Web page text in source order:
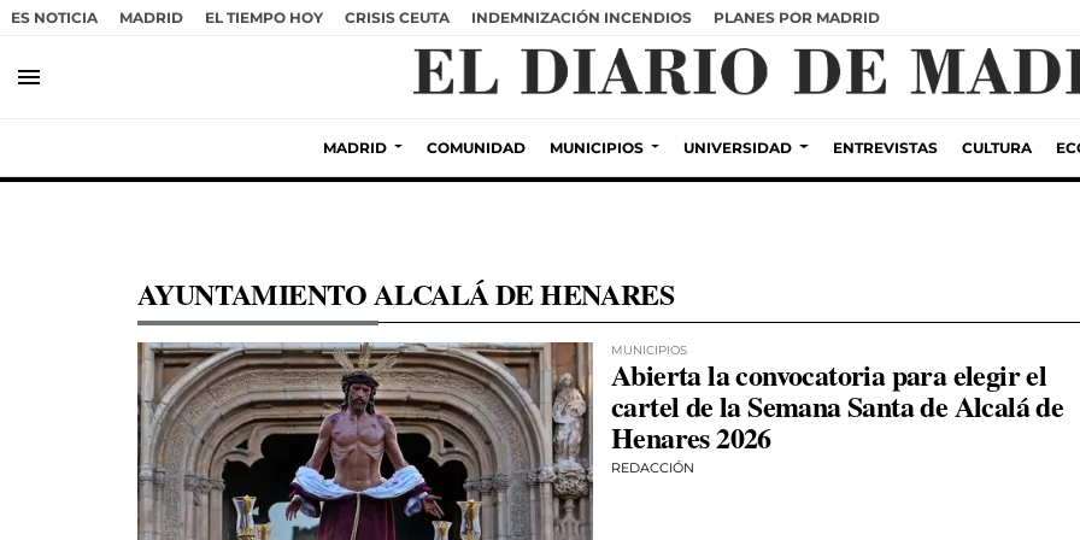
ES NOTICIA MADRID EL TIEMPO HOY CRISIS CEUTA INDEMNIZACIÓN INCENDIOS PLANES POR MADRID
menu
MADRID COMUNIDAD MUNICIPIOS UNIVERSIDAD ENTREVISTAS CULTURA
AYUNTAMIENTO ALCALÁ DE HENARES
MUNICIPIOS
Abierta la convocatoria para elegir el
cartel de la Semana Santa de Alcalá de
Henares 2026
REDACCIÓN